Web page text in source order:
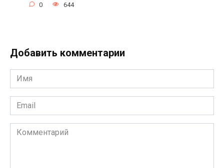
0 644
Добавить комментарии
Имя
*
Email
*
Комментарий